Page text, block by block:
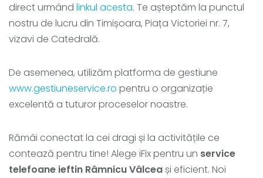
direct urmând linkul acesta. Te așteptăm la punctul
nostru de lucru din Timișoara, Piața Victoriei nr. 7,
vizavi de Catedrală.
De asemenea, utilizăm platforma de gestiune
www.gestiuneservice.ro pentru o organizație
excelentă a tuturor proceselor noastre.
Rămâi conectat la cei dragi și la activitățile ce
contează pentru tine! Alege iFix pentru un service
telefoane ieftin Râmnicu Vâlcea și eficient. Noi